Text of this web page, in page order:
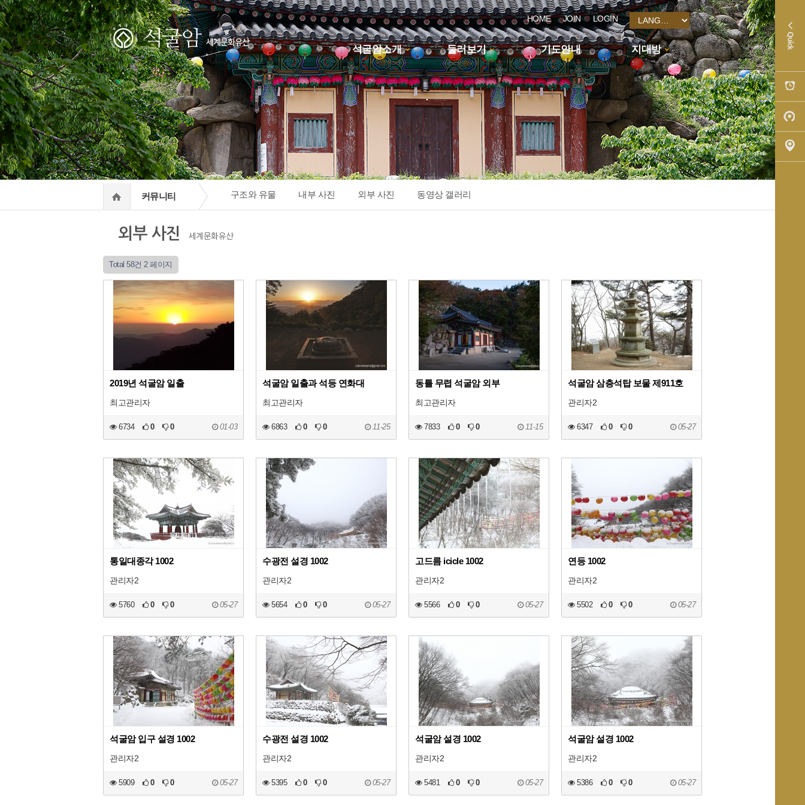
HOME JOIN LOGIN
석굴암소개
하위분류
둘러보기
하위분류
기도안내
지대방
하위분류
커뮤니티 구조와 유물 내부 사진 외부 사진 동영상 갤러리
외부 사진 세계문화유산
Total 58건 2 페이지
2019년 석굴암 일출
최고관리자
6734 0 0 01-03
석굴암 일출과 석등 연화대
최고관리자
6863 0 0 11-25
동틀 무렵 석굴암 외부
최고관리자
7833 0 0 11-15
석굴암 삼층석탑 보물 제911호
관리자2
6347 0 0 05-27
통일대종각 1002
관리자2
5760 0 0 05-27
수광전 설경 1002
관리자2
5654 0 0 05-27
고드름 icicle 1002
관리자2
5566 0 0 05-27
연등 1002
관리자2
5502 0 0 05-27
석굴암 입구 설경 1002
관리자2
5909 0 0 05-27
수광전 설경 1002
관리자2
5395 0 0 05-27
석굴암 설경 1002
관리자2
5481 0 0 05-27
석굴암 설경 1002
관리자2
5386 0 0 05-27